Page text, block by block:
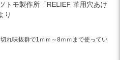
トモ製作所「RELIEF 革用穴あけ
り
れ味抜群で1ｍｍ～8ｍｍまで使ってい